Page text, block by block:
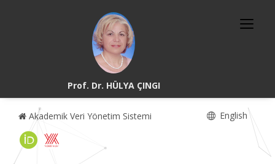
Prof. Dr. HÜLYA ÇINGI
Akademik Veri Yönetim Sistemi English